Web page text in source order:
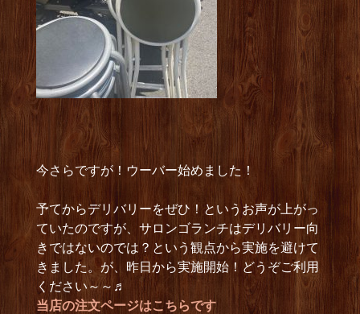
今さらですが！ウーバー始めました！
予てからデリバリーをぜひ！というお声が上がっ
ていたのですが、サロンゴランチはデリバリー向
きではないのでは？という観点から実施を避けて
きました。が、昨日から実施開始！どうぞご利用
ください～～♬
当店の注文ページはこちらです